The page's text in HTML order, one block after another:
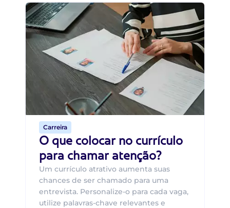
Carreira
O que colocar no currículo
para chamar atenção?
Um currículo atrativo aumenta suas
chances de ser chamado para uma
entrevista. Personalize-o para cada vaga,
utilize palavras-chave relevantes e